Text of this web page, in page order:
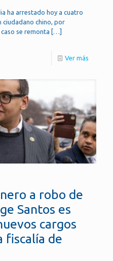
ha arrestado hoy a cuatro
ciudadano chino, por
se remonta […]
Ver más
a robo de
Santos es
cargos
fiscalía de